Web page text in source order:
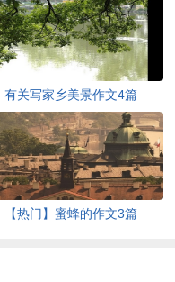
有关写家乡美景作文4篇
【热门】蜜蜂的作文3篇